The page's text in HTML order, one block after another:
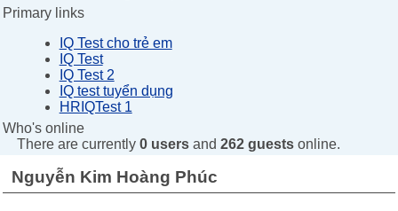
Primary links
IQ Test cho trẻ em
IQ Test
IQ Test 2
IQ test tuyển dụng
HRIQTest 1
Who's online
There are currently 0 usersand 262 guestsonline.
Nguyễn Kim Hoàng Phúc